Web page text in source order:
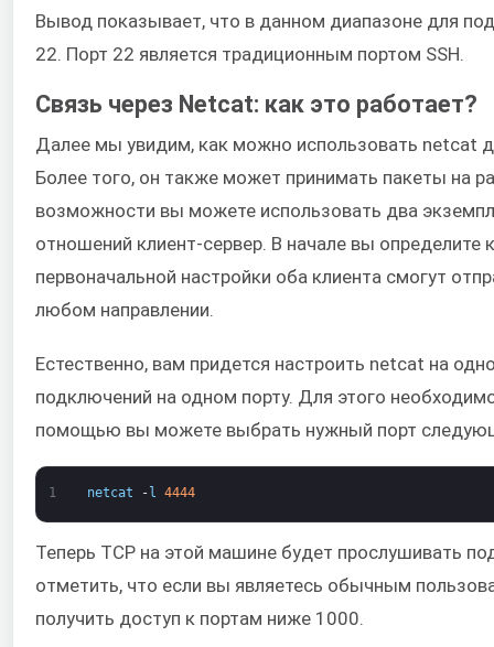
Вывод показывает, что в данном диапазоне для
22. Порт 22 является традиционным портом SSH.
Связь через Netcat: как это работает?
Далее мы увидим, как можно использовать netcat
Более того, он также может принимать пакеты на
возможности вы можете использовать два
отношений клиент-сервер. В начале вы определите
первоначальной настройки оба клиента смогут
любом направлении.
Естественно, вам придется настроить netcat на
подключений на одном порту. Для этого
помощью вы можете выбрать нужный порт
1 netcat - l 4444
Теперь TCP на этой машине будет прослушивать
отметить, что если вы являетесь обычным
получить доступ к портам ниже 1000.